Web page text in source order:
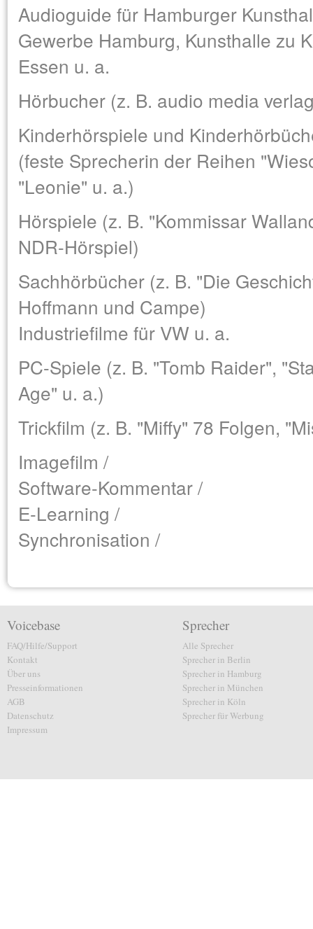
Audioguide für Hamburger
Gewerbe Hamburg, Kunsthalle zu
Essen u. a.
Hörbucher (z. B. audio media
Kinderhörspiele und
(feste Sprecherin der Reihen
"Leonie" u. a.)
Hörspiele (z. B. "Kommissar
NDR-Hörspiel)
Sachhörbücher (z. B. "Die
Hoffmann und Campe)
Industriefilme für VW u. a.
PC-Spiele (z. B. "Tomb Raider",
Age" u. a.)
Trickfilm (z. B. "Miffy" 78 Folgen,
Imagefilm /
Software-Kommentar /
E-Learning /
Synchronisation /
Voicebase
FAQ/Hilfe/Support
Kontakt
Über uns
Presseinformationen
AGB
Datenschutz
Impressum
Sprecher
Alle Sprecher
Sprecher in Berlin
Sprecher in Hamburg
Sprecher in München
Sprecher in Köln
Sprecher für Werbung